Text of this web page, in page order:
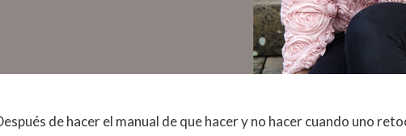
de hacer el manual de que hacer y no hacer cuando uno